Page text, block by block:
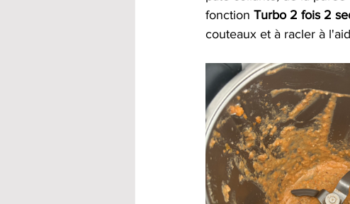
fonction Turbo 2 fois 2
couteaux et à racler à